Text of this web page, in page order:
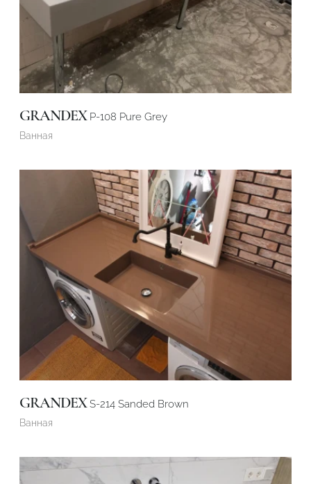
GRANDEX P-108 Pure Grey
Ванная
GRANDEXS-214 Sanded Brown
Ванная